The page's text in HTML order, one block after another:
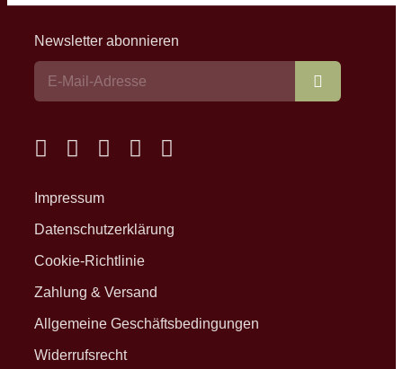
Newsletter abonnieren
Impressum
Datenschutzerklärung
Cookie-Richtlinie
Zahlung & Versand
Allgemeine Geschäftsbedingungen
Widerrufsrecht